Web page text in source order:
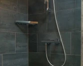
Bouw eco
Bijna alweer een
uren kijken,
en tekenen